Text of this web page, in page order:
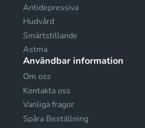
Antidepressiva
Hudvård
Smärtstillande
Astma
Användbar information
Om oss
Kontakta oss
Vanliga fragor
Spåra Beställning